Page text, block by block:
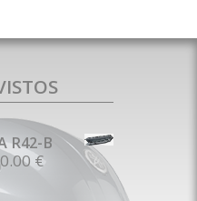
R42-B
€